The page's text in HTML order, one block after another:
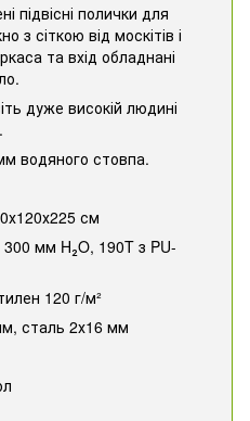
підвісні полички для
з сіткою від москітів і
та вхід обладнані
дуже високій людині
водяного стовпа.
см
300 мм H₂O, 190T з PU-
120 г/м²
сталь 2х16 мм